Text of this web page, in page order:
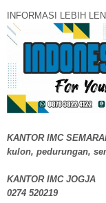
INFORMASI LEBIH
KANTOR IMC
kulon, pedurungan,
KANTOR IMC
0274 520219